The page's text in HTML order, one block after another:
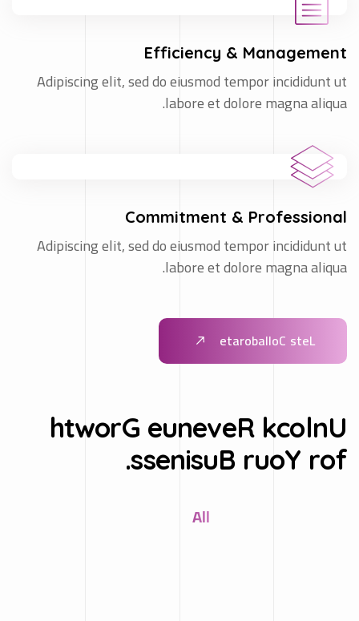
Adipiscing elit, sed do eiusmod tempor incididunt ut
labore et dolore magna aliqua.
labore et dolore magna aliqua.
U
n
l
o
c
k
R
e
v
e
n
u
e
G
r
o
w
t
h
f
o
r
Y
o
u
r
B
u
s
i
n
e
s
s
.
All